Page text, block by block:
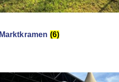
Marktkramen (6)